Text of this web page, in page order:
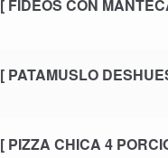
[ FIDEOS CON
[ PATAMUSLO
[ PIZZA CHICA 4